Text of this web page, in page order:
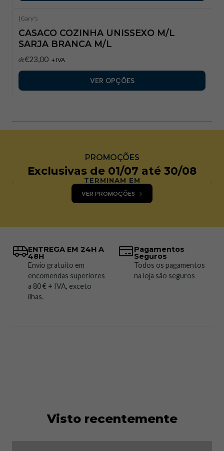
|Gary's
CASACO COZINHA UNISSEXO M/L
SARJA BRANCA M/L
de€23,00 + IVA
VER OPÇÕES
PROMOÇÕES
Exclusivas de 01/07 até 30/08
TERMINAM EM
VER PROMOÇÕES
ENTREGA EM 24H A
48H
Envio gratuito em
encomendas superiores
a 80 € + IVA, exceto
ilhas.
Pagamentos
Seguros
Todos os pagamentos
na loja são seguros
Visto recentemente